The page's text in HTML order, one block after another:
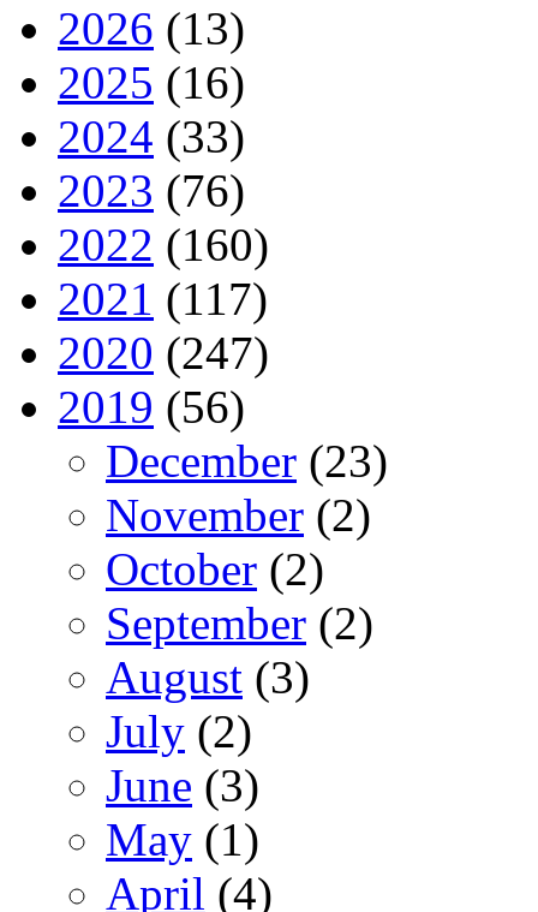
2026 (13)
2025 (16)
2024 (33)
2023 (76)
2022 (160)
2021 (117)
2020 (247)
2019 (56)
December (23)
November (2)
October (2)
September (2)
August (3)
July (2)
June (3)
May (1)
April (4)